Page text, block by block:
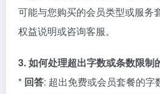
可能与您购买的会员类型或服务
权益说明或咨询客服。
3. 如何处理超出字数或条数限制
* 回答: 超出免费或会员套餐的字